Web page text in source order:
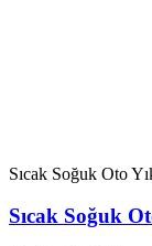
Sıcak Soğuk Oto
Sıcak Soğuk